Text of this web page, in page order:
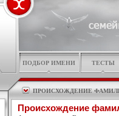
ПОДБОР ИМЕНИ ТЕСТЫ
ПРОИСХОЖДЕНИЕ
Происхождение